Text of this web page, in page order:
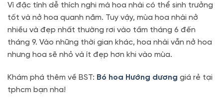
Vì đặc tính dễ thích nghi mà hoa nhài có thể sinh trưởng
tốt và nở hoa quanh năm. Tuy vậy, mùa hoa nhài nở
nhiều và đẹp nhất thường rơi vào tầm tháng 6 đến
tháng 9. Vào những thời gian khác, hoa nhài vẫn nở hoa
nhưng hoa sẽ nhỏ và ít đẹp hơn khi vào mùa.
Khám phá thêm về BST: Bó hoa Hướng dương giá rẻ tại
tphcm bạn nha!